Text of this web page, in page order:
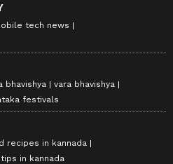
tech news
bhavishya
vara bhavishya
festivals
recipes in kannada
in kannada